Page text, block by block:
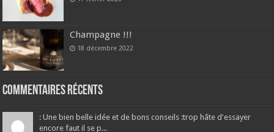
Champagne !!!
18 décembre 2022
Commentaires récents
: Une bien belle idée et de bons conseils :trop hâte d'essayer
encore faut il se p...